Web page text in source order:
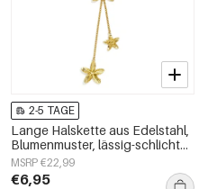
2-5 TAGE
Lange Halskette aus Edelstahl,
Blumenmuster, lässig-schlichte
Serie, Damenschmuck
MSRP €22,99
€6,95